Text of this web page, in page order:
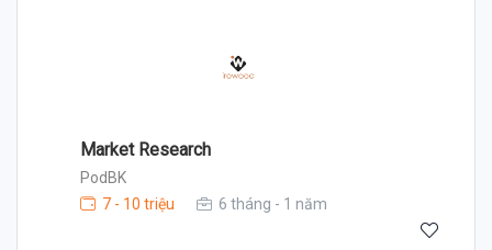
Market Research
PodBK
7 - 10 triệu
6 tháng - 1 năm